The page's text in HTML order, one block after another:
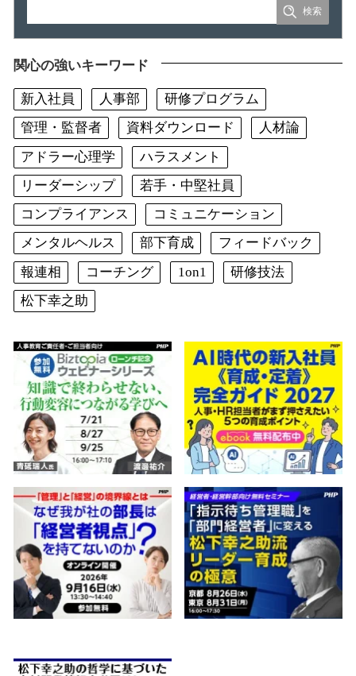
関心の強いキーワード
新入社員 人事部
研修プログラム
管理・監督者
資料ダウンロード
人材論
アドラー心理学
ハラスメント
リーダーシップ
若手・中堅社員
コンプライアンス
コミュニケーション
メンタルヘルス
部下育成
フィードバック
報連相
コーチング 1on1
研修技法
松下幸之助